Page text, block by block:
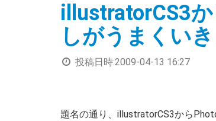
illustratorCS3
しがうまくい
投稿日時:2009-04-13 16:27
題名の通り、illustratorCS3から